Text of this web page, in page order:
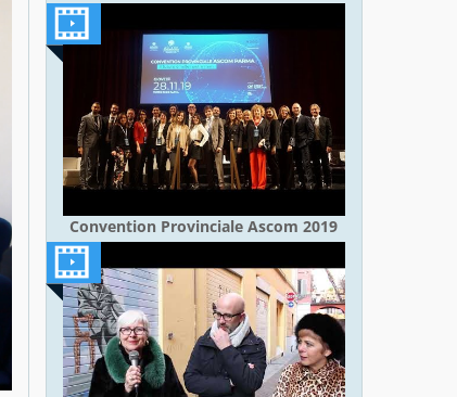
Convention Provinciale Ascom 2019